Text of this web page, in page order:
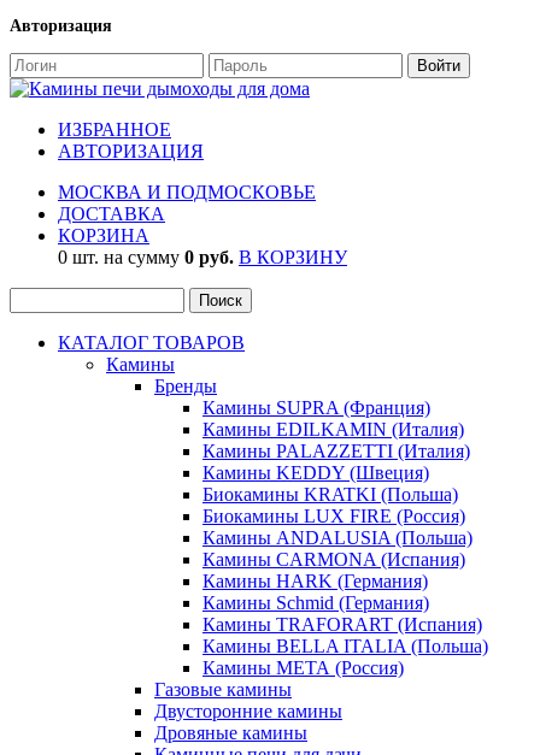
Авторизация
ИЗБРАННОЕ
АВТОРИЗАЦИЯ
МОСКВА И ПОДМОСКОВЬЕ
ДОСТАВКА
КОРЗИНА
0 шт. на сумму 0 руб. В КОРЗИНУ
КАТАЛОГ ТОВАРОВ
Камины
Бренды
Камины SUPRA (Франция)
Камины EDILKAMIN (Италия)
Камины PALAZZETTI (Италия)
Камины KEDDY (Швеция)
Биокамины KRATKI (Польша)
Биокамины LUX FIRE (Россия)
Камины ANDALUSIA (Польша)
Камины CARMONA (Испания)
Камины HARK (Германия)
Камины Schmid (Германия)
Камины TRAFORART (Испания)
Камины BELLA ITALIA (Польша)
Камины МЕТА (Россия)
Газовые камины
Двусторонние камины
Дровяные камины